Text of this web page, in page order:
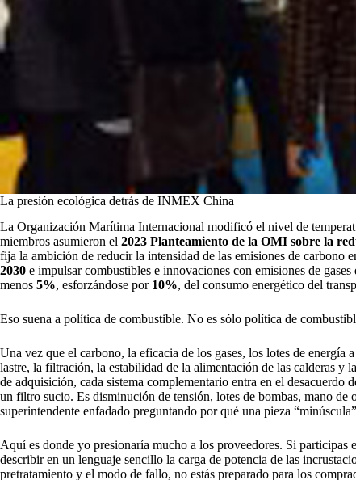
La presión ecológica detrás de INMEX China
La Organización Marítima Internacional modificó el nivel de
miembros asumieron el 2023 Planteamiento de la OMI sobre la
fija la ambición de reducir la intensidad de las emisiones de carbono
2030 e impulsar combustibles e innovaciones con emisiones de
menos 5%, esforzándose por 10%, del consumo energético del
Eso suena a política de combustible. No es sólo política de
Una vez que el carbono, la eficacia de los gases, los lotes de energía
lastre, la filtración, la estabilidad de la alimentación de las calderas y
de adquisición, cada sistema complementario entra en el
un filtro sucio. Es disminución de tensión, lotes de bombas, mano de
superintendente enfadado preguntando por qué una pieza
Aquí es donde yo presionaría mucho a los proveedores. Si
describir en un lenguaje sencillo la carga de potencia de las
pretratamiento y el modo de fallo, no estás preparado para los